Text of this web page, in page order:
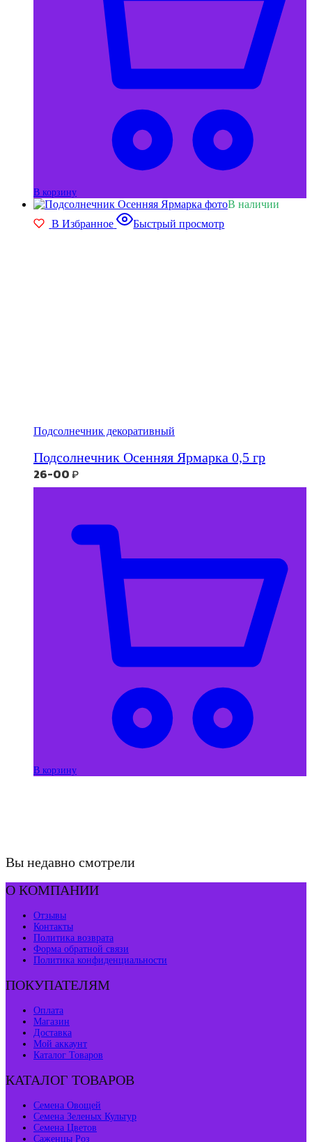
В корзину
В наличии
В Избранное
Быстрый просмотр
Подсолнечник декоративный
Подсолнечник Осенняя Ярмарка 0,5 гр
26-00₽
В корзину
Вы недавно смотрели
О КОМПАНИИ
Отзывы
Контакты
Политика возврата
Форма обратной связи
Политика конфиденциальности
ПОКУПАТЕЛЯМ
Оплата
Магазин
Доставка
Мой аккаунт
Каталог Товаров
КАТАЛОГ ТОВАРОВ
Семена Овощей
Семена Зеленых Культур
Семена Цветов
Саженцы Роз